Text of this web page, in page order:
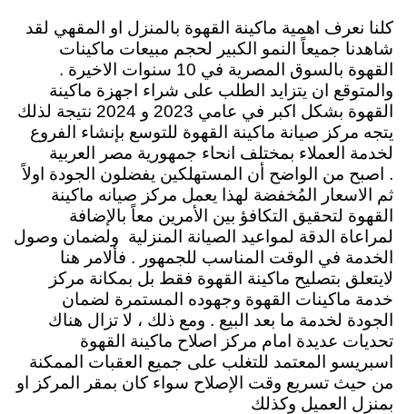
كلنا نعرف اهمية ماكينة القهوة بالمنزل او المقهي لقد
شاهدنا جميعاً النمو الكبير لحجم مبيعات ماكينات
القهوة بالسوق المصرية في 10 سنوات الاخيرة
.
والمتوقع ان يتزايد الطلب على شراء اجهزة ماكينة
القهوة بشكل اكبر في عامي 2023 و 2024 نتيجة لذلك
يتجه مركز صيانة ماكينة القهوة للتوسع بإنشاء الفروع
لخدمة العملاء بمختلف انحاء جمهورية مصر العربية
. اصبح من الواضح أن المستهلكين يفضلون الجودة اولاً
ثم الاسعار المُخفضة لهذا يعمل مركز صيانه ماكينة
القهوة لتحقيق التكافؤ بين الأمرين معاً بالإضافة
لمراعاة الدقة لمواعيد الصيانة المنزلية ولضمان وصول
الخدمة في الوقت المناسب للجمهور . فألامر هنا
لايتعلق بتصليح ماكينة القهوة فقط بل بمكانة مركز
خدمة ماكينات القهوة وجهوده المستمرة لضمان
الجودة لخدمة ما بعد البيع . ومع ذلك ، لا تزال هناك
تحديات عديدة امام مركز اصلاح ماكينة القهوة
اسبريسو المعتمد للتغلب على جميع العقبات الممكنة
من حيث تسريع وقت الإصلاح سواء كان بمقر المركز او
بمنزل العميل وكذلك